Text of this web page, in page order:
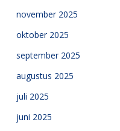
november 2025
oktober 2025
september 2025
augustus 2025
juli 2025
juni 2025